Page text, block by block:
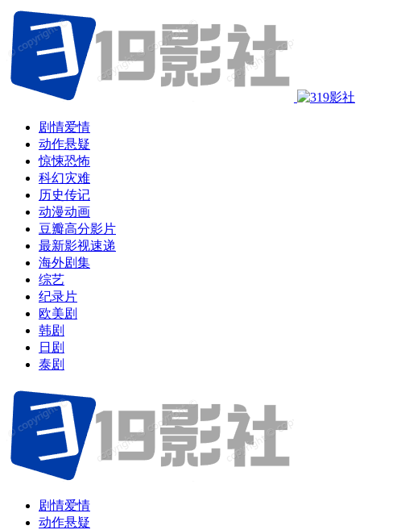
剧情爱情
动作悬疑
惊悚恐怖
科幻灾难
历史传记
动漫动画
豆瓣高分影片
最新影视速递
海外剧集
综艺
纪录片
欧美剧
韩剧
日剧
泰剧
剧情爱情
动作悬疑